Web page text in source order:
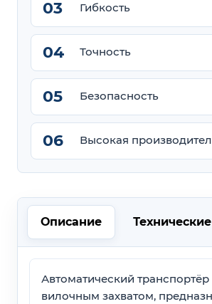
Гибкость
Точность
Безопасность
Высокая
Описание
Автоматический транспортёр
вилочным захватом,